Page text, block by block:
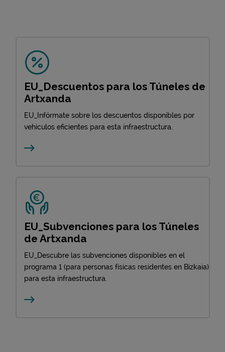
EU_Descuentos para los Túneles de
Artxanda
EU_Infórmate sobre los descuentos disponibles por
vehículos eficientes para esta infraestructura.
EU_Subvenciones para los Túneles
de Artxanda
EU_Descubre las subvenciones disponibles en el
programa 1 (para personas físicas residentes en Bizkaia)
para esta infraestructura.